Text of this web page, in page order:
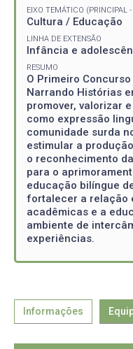
EIXO TEMÁTICO (PRINCIPAL
Cultura / Educação
LINHA DE EXTENSÃO
Infância e
RESUMO
O Primeiro
Narrando Histórias
promover, valorizar
como expressão
comunidade surda
estimular a
o reconhecimento
para o
educação bilíngue
fortalecer a relação
acadêmicas e a
ambiente de
experiências.
Informações